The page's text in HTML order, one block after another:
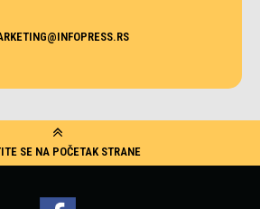
SE NA POČETAK STRANE